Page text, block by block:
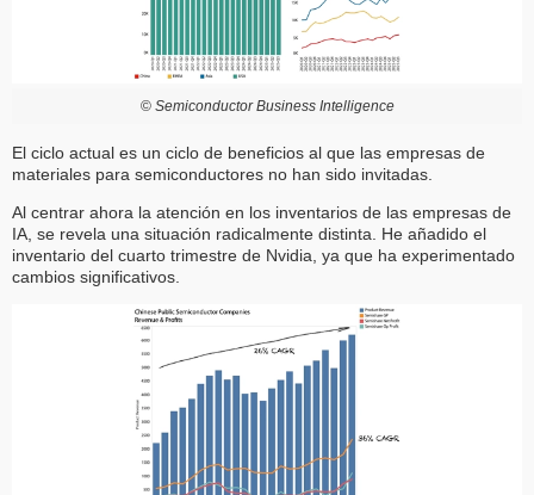
© Semiconductor Business Intelligence
El ciclo actual es un ciclo de beneficios al que las empresas de
materiales para semiconductores no han sido invitadas.
Al centrar ahora la atención en los inventarios de las empresas de
IA, se revela una situación radicalmente distinta. He añadido el
inventario del cuarto trimestre de Nvidia, ya que ha experimentado
cambios significativos.